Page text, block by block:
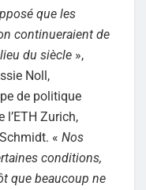
que les
continueraient de
du siècle »,
Noll,
de politique
l’ETH Zurich,
« Nos
conditions,
que beaucoup ne